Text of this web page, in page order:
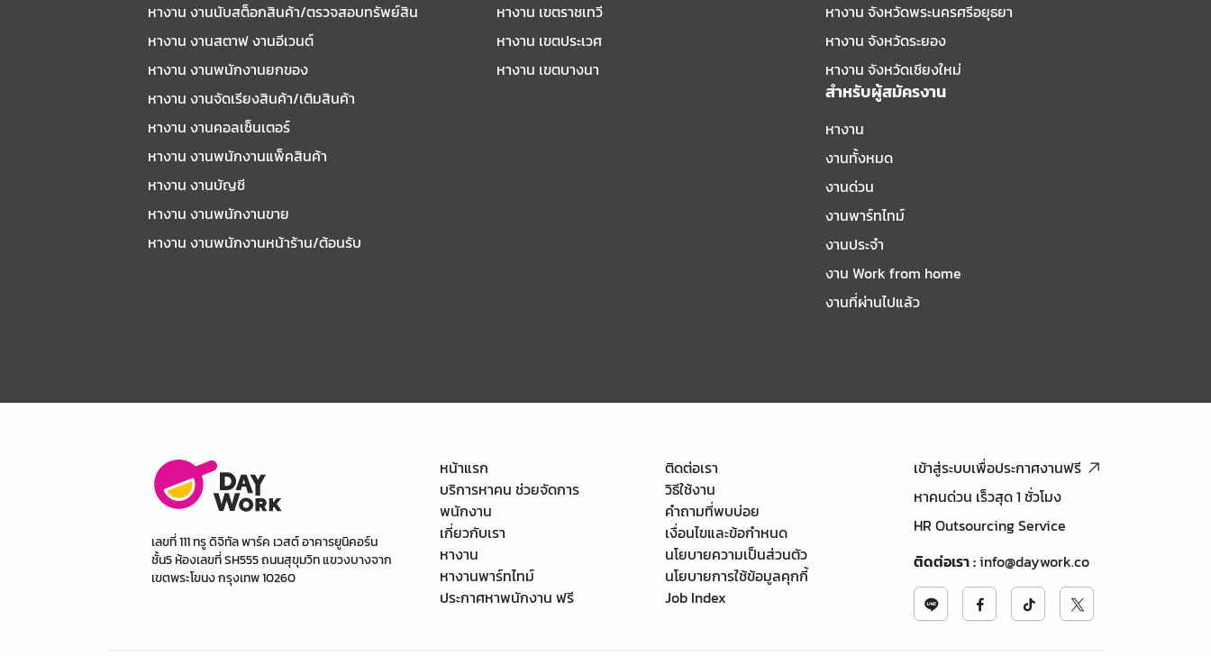
หางาน งานนับสต็อกสินค้า/ตรวจสอบทรัพย์สิน
หางาน งานสตาฟ งานอีเวนต์
หางาน งานพนักงานยกของ
หางาน งานจัดเรียงสินค้า/เติมสินค้า
หางาน งานคอลเซ็นเตอร์
หางาน งานพนักงานแพ็คสินค้า
หางาน งานบัญชี
หางาน งานพนักงานขาย
หางาน งานพนักงานหน้าร้าน/ต้อนรับ
หางาน เขตราชเทวี
หางาน เขตประเวศ
หางาน เขตบางนา
หางาน จังหวัดพระนครศรีอยุธยา
หางาน จังหวัดระยอง
หางาน จังหวัดเชียงใหม่
สำหรับผู้สมัครงาน
หางาน
งานทั้งหมด
งานด่วน
งานพาร์ทไทม์
งานประจำ
งาน Work from home
งานที่ผ่านไปแล้ว
เลขที่ 111 ทรู ดิจิทัล พาร์ค เวสต์ อาคารยูนิคอร์น
ชั้น5 ห้องเลขที่ SH555 ถนนสุขุมวิท แขวงบางจาก
เขตพระโขนง กรุงเทพ 10260
หน้าแรก
บริการหาคน ช่วยจัดการ
พนักงาน
เกี่ยวกับเรา
หางาน
หางานพาร์ทไทม์
ประกาศหาพนักงาน ฟรี
ติดต่อเรา
วิธีใช้งาน
คำถามที่พบบ่อย
เงื่อนไขและข้อกำหนด
นโยบายความเป็นส่วนตัว
นโยบายการใช้ข้อมูลคุกกี้
Job Index
เข้าสู่ระบบเพื่อประกาศงานฟรี
หาคนด่วน เร็วสุด 1 ชั่วโมง
HR Outsourcing Service
ติดต่อเรา:info@daywork.co